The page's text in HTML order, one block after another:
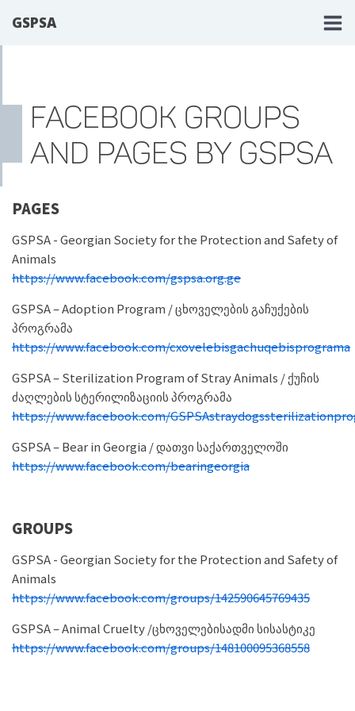
GSPSA
FACEBOOK GROUPS
AND PAGES BY GSPSA
PAGES
GSPSA - Georgian Society for the Protection and Safety of
Animals
https://www.facebook.com/gspsa.org.ge
GSPSA – Adoption Program / ცხოველების გაჩუქების
პროგრამა
https://www.facebook.com/cxovelebisgachuqebisprograma
GSPSA – Sterilization Program of Stray Animals / ქუჩის
ძაღლების სტერილიზაციის პროგრამა
https://www.facebook.com/
GSPSA – Bear in Georgia / დათვი საქართველოში
https://www.facebook.com/bearingeorgia
GROUPS
GSPSA - Georgian Society for the Protection and Safety of
Animals
https://www.facebook.com/groups/142590645769435
GSPSA – Animal Cruelty /ცხოველებისადმი სისასტიკე
https://www.facebook.com/groups/148100095368558